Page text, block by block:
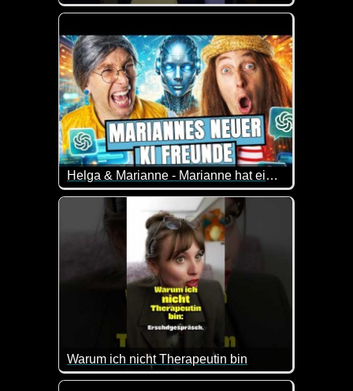
Olaf Schubert berichtet über das Thema
Helga & Marianne - Marianne hat einen KI Freund
Marianne ist glücklich, denn sie hat mit Chatgpt
Warum ich nicht Therapeutin bin
Ist halt schon blöd, wenn der Patient nicht zu Wort